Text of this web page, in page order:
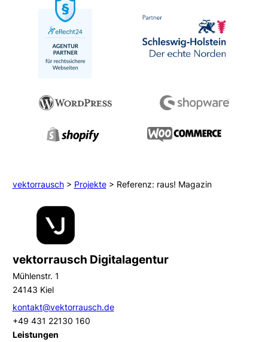
vektorrausch> Projekte> Referenz: raus! Magazin
vektorrausch Digitalagentur
Mühlenstr. 1
24143 Kiel
kontakt@vektorrausch.de
+49 431 22130 160
Leistungen